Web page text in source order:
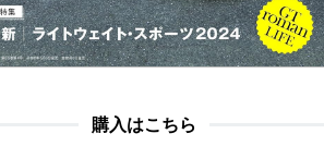
購入はこちら